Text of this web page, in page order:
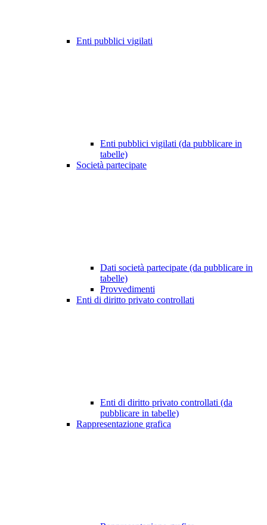
Enti pubblici vigilati
Enti pubblici vigilati (da pubblicare in
tabelle)
Società partecipate
Dati società partecipate (da pubblicare in
tabelle)
Provvedimenti
Enti di diritto privato controllati
Enti di diritto privato controllati (da
pubblicare in tabelle)
Rappresentazione grafica